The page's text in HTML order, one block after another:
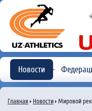
Новости
Главная Новости Мировой